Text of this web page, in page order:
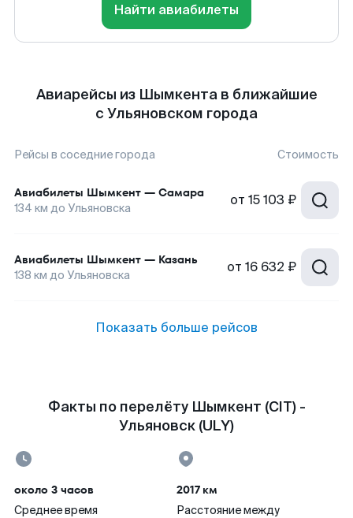
Найти авиабилеты
Авиарейсы из Шымкента в ближайшие
с Ульяновском города
Рейсы в соседние города Стоимость
Авиабилеты Шымкент — Самара
134 км до Ульяновска от 15 103 ₽
Авиабилеты Шымкент — Казань
138 км до Ульяновска от 16 632 ₽
Показать больше рейсов
Факты по перелёту Шымкент (CIT) -
Ульяновск (ULY)
около 3 часов
Среднее время
2017 км
Расстояние между